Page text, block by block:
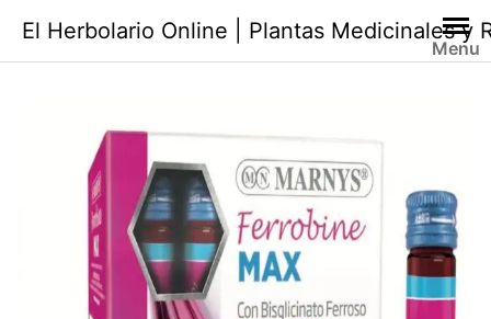
contenido
El Herbolario Online | Plantas Medicinales y
Menu